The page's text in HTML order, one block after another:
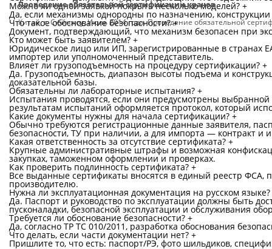
Проведение обязательной сертификации кранов
Китай, г. Сюйчжоу, Июль 2014 года. Проведение обязательной
Можно ли одной заявкой покрыть несколько моделей? +
Да, если механизмы однородны по назначению,
Что такое обоснование безопасности? +
Документ, подтверждающий, что механизм безопасен при
Кто может быть заявителем? +
Юридическое лицо или ИП, зарегистрированные в странах
импортер или уполномоченный представитель.
Влияет ли грузоподъемность на процедуру сертификации? +
Да. Грузоподъемность, диапазон высоты подъема и
доказательной базы.
Обязательны ли лабораторные испытания? +
Испытания проводятся, если они предусмотрены
результатам испытаний оформляется протокол, который
Какие документы нужны для начала сертификации? +
Обычно требуются регистрационные данные заявителя,
безопасности, ТУ при наличии, а для импорта — контракт и
Какая ответственность за отсутствие сертификата? +
Крупные административные штрафы и возможная
закупках, таможенном оформлении и проверках.
Как проверить подлинность сертификата? +
Все выданные сертификаты вносятся в единый реестр
производителю.
Нужна ли эксплуатационная документация на русском языке?
Да. Паспорт и руководство по эксплуатации должны быть
пусконаладки, безопасной эксплуатации и обслуживания
Требуется ли обоснование безопасности? +
Да, согласно ТР ТС 010/2011, разработка обоснования
Что делать, если части документации нет? +
Пришлите то, что есть: паспорт/РЭ, фото шильдиков,